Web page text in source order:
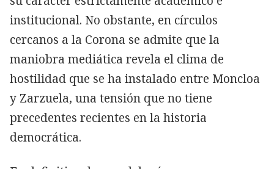
institucional. No obstante, en círculos
cercanos a la Corona se admite que la
maniobra mediática revela el clima de
hostilidad que se ha instalado entre Moncloa
y Zarzuela, una tensión que no tiene
precedentes recientes en la historia
democrática.